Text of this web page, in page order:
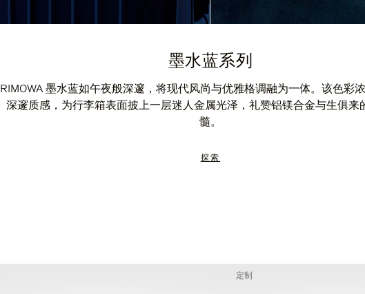
墨水蓝系列
RIMOWA 墨水蓝如午夜般深邃，将现代风尚与优雅格调融为一体。该色彩
深邃质感，为行李箱表面披上一层迷人金属光泽，礼赞铝镁合金与生俱来
髓。
探索
定制